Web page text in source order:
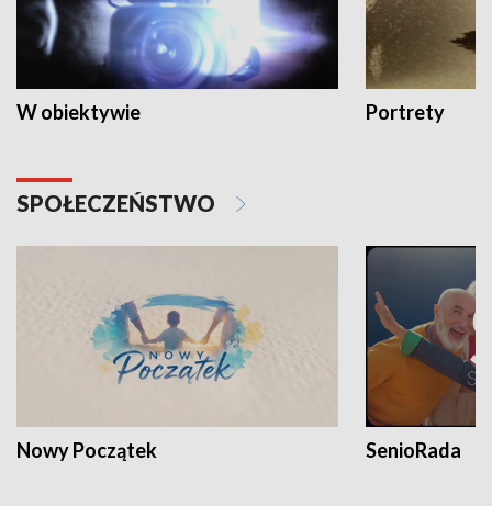
W obiektywie Portrety
SPOŁECZEŃSTWO
Nowy Początek SenioRada